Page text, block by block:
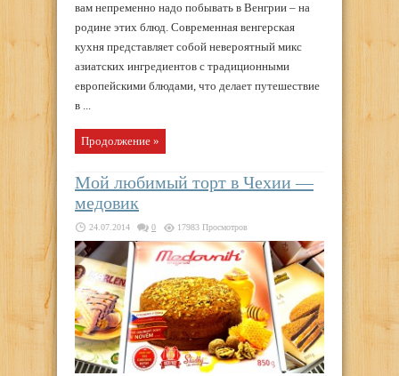
вам непременно надо побывать в Венгрии – на
родине этих блюд. Современная венгерская
кухня представляет собой невероятный микс
азиатских ингредиентов с традиционными
европейскими блюдами, что делает путешествие
в ...
Продолжение »
Мой любимый торт в Чехии —
медовик
24.07.2014 0 17983 Просмотров